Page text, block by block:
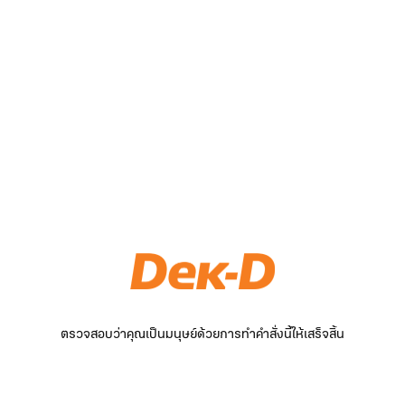
ตรวจสอบว่าคุณเป็นมนุษย์ด้วยการทำคำสั่งนี้ให้เสร็จสิ้น